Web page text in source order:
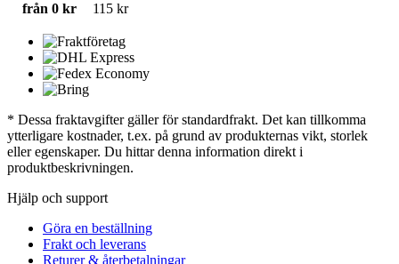
från 0 kr
115 kr
* Dessa fraktavgifter gäller för standardfrakt. Det kan tillkomma
ytterligare kostnader, t.ex. på grund av produkternas vikt, storlek
eller egenskaper. Du hittar denna information direkt i
produktbeskrivningen.
Hjälp och support
Göra en beställning
Frakt och leverans
Returer & återbetalningar